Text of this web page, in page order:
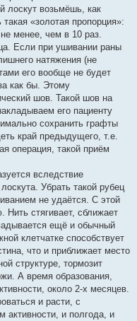
лоскут возьмёшь, как
«золотая пропорция»:
менее, чем в 10 раз.
Если при ушивании раны
натяжения (не
его вообще не будет
как бы. Этому
шов. Такой шов на
его пациенту
сохранить графты
край предыдущего, т.е.
операция, такой приём
вследствие
Убрать такой рубец
не удаётся. С этой
Нить стягивает, сближает
ещё и обычный
клетчатке способствует
что и приближает место
структуре, тормозит
А время образования,
около 2-х месяцев.
и расти, с
активности, и полгода, и